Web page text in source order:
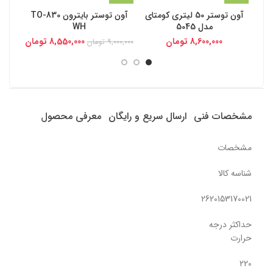
آون توستر 50 لیتری کومتای
مدل 5045
8,600,000 تومان
آون توستر بایترون TO-830
WH
9,000,000 تومان 8,550,000 تومان
مشخصات فنی ارسال سریع و رایگان معرفی محصول
مشخصات
شناسه کالا
2620153170021
حداکثر درجه
حرارت
220